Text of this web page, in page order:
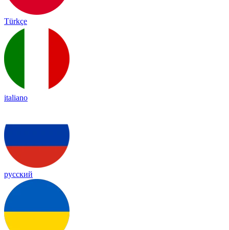
Türkçe
italiano
русский